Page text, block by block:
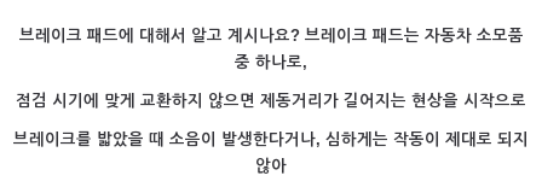
브레이크 패드에 대해서 알고 계시나요? 브레이크 패드는 자동차 소모품
중 하나로,
점검 시기에 맞게 교환하지 않으면 제동거리가 길어지는 현상을 시작으로
브레이크를 밟았을 때 소음이 발생한다거나, 심하게는 작동이 제대로 되지
않아